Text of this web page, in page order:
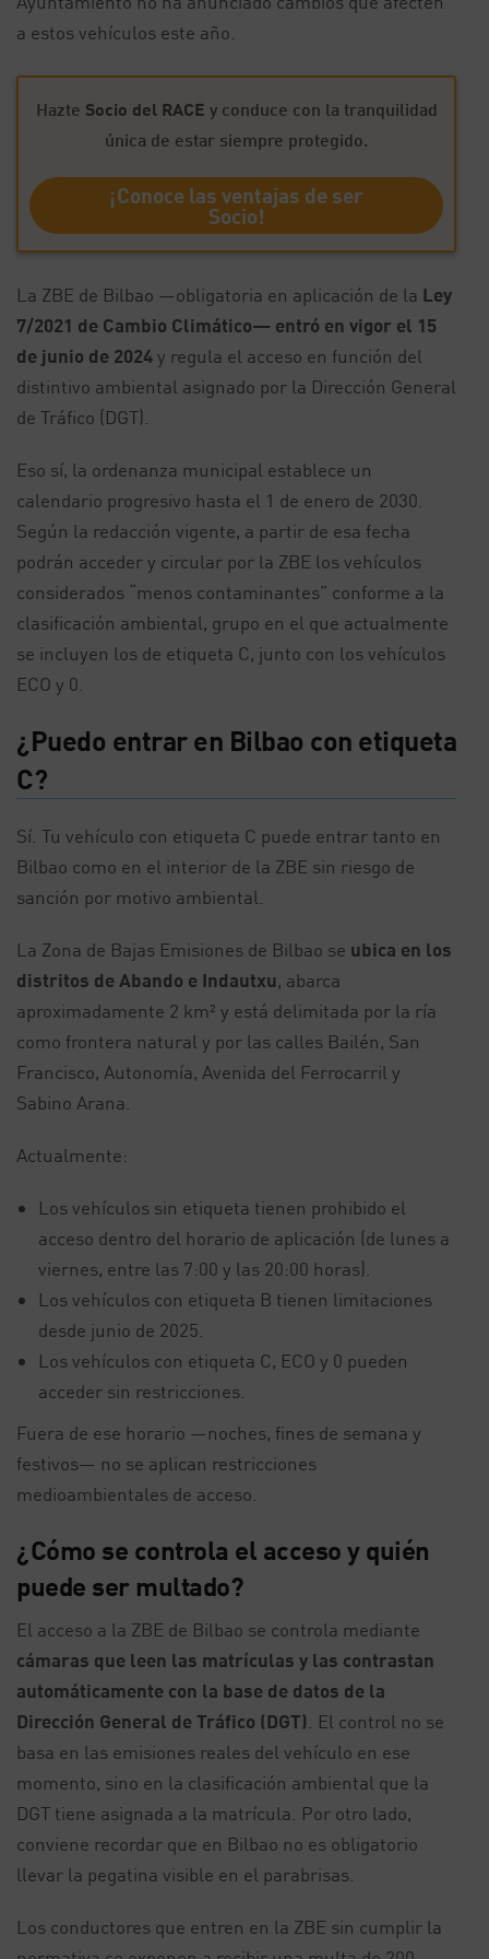
a estos vehículos este año.
Hazte Socio del RACE y conduce con la tranquilidad
única de estar siempre protegido.
¡Conoce las ventajas de ser
Socio!
La ZBE de Bilbao —obligatoria en aplicación de la Ley
7/2021 de Cambio Climático— entró en vigor el 15
de junio de 2024y regula el acceso en función del
distintivo ambiental asignado por la Dirección General
de Tráfico (DGT).
Eso sí, la ordenanza municipal establece un
calendario progresivo hasta el 1 de enero de 2030.
Según la redacción vigente, a partir de esa fecha
podrán acceder y circular por la ZBE los vehículos
considerados “menos contaminantes” conforme a la
clasificación ambiental, grupo en el que actualmente
se incluyen los de etiqueta C, junto con los vehículos
ECO y 0.
¿Puedo entrar en Bilbao con etiqueta
C?
Sí. Tu vehículo con etiqueta C puede entrar tanto en
Bilbao como en el interior de la ZBE sin riesgo de
sanción por motivo ambiental.
La Zona de Bajas Emisiones de Bilbao se ubica en los
distritos de Abando e Indautxu, abarca
aproximadamente 2 km² y está delimitada por la ría
como frontera natural y por las calles Bailén, San
Francisco, Autonomía, Avenida del Ferrocarril y
Sabino Arana.
Actualmente:
Los vehículos sin etiqueta tienen prohibido el
acceso dentro del horario de aplicación (de lunes a
viernes, entre las 7:00 y las 20:00 horas).
Los vehículos con etiqueta B tienen limitaciones
desde junio de 2025.
Los vehículos con etiqueta C, ECO y 0 pueden
acceder sin restricciones.
Fuera de ese horario —noches, fines de semana y
festivos— no se aplican restricciones
medioambientales de acceso.
¿Cómo se controla el acceso y quién
puede ser multado?
El acceso a la ZBE de Bilbao se controla mediante
cámaras que leen las matrículas y las contrastan
automáticamente con la base de datos de la
Dirección General de Tráfico (DGT) . El control no se
basa en las emisiones reales del vehículo en ese
momento, sino en la clasificación ambiental que la
DGT tiene asignada a la matrícula. Por otro lado,
conviene recordar que en Bilbao no es obligatorio
llevar la pegatina visible en el parabrisas.
Los conductores que entren en la ZBE sin cumplir la